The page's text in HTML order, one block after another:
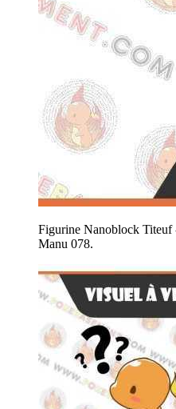
Figurine Nanoblock Titeuf
Manu 078.